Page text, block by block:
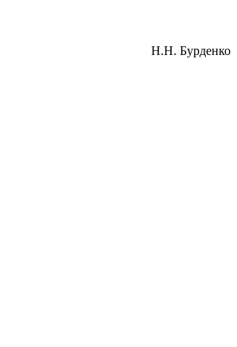
Н.Н. Бурденко